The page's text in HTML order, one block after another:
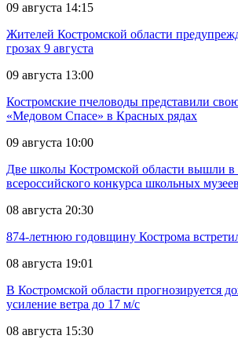
09 августа 14:15
Жителей Костромской области
грозах 9 августа
09 августа 13:00
Костромские пчеловоды представили
«Медовом Спасе» в Красных рядах
09 августа 10:00
Две школы Костромской области вышли
всероссийского конкурса школьных музеев
08 августа 20:30
874-летнюю годовщину Кострома
08 августа 19:01
В Костромской области прогнозируется
усиление ветра до 17 м/с
08 августа 15:30